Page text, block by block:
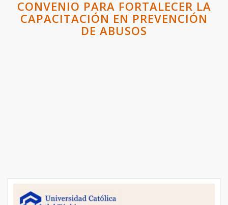
CONVENIO PARA FORTALECER LA
CAPACITACIÓN EN PREVENCIÓN
DE ABUSOS